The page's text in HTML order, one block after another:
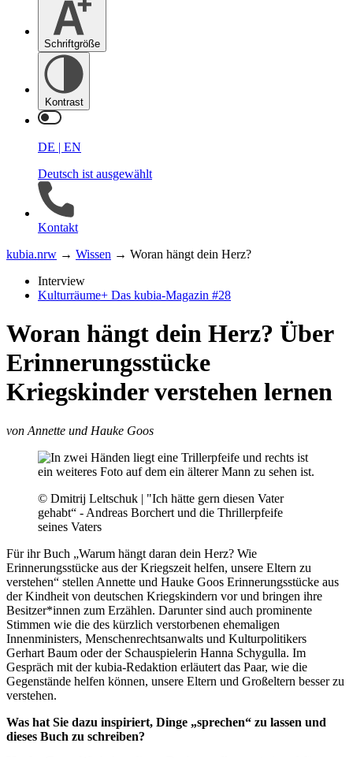
Schrift­größe
Kontrast
DE | EN
Deutsch ist ausgewählt
Kontakt
kubia.nrw → Wissen → Woran hängt dein Herz?
Interview
Kulturräume+ Das kubia-Magazin #28
Woran hängt dein Herz? Über
Erinnerungsstücke
Kriegskinder verstehen lernen
von Annette und Hauke Goos
© Dmitrij Leltschuk | "Ich hätte gern diesen Vater
gehabt“ - Andreas Borchert und die Thrillerpfeife
seines Vaters
Für ihr Buch „Warum hängt daran dein Herz? Wie
Erinnerungsstücke aus der Kriegszeit helfen, unsere Eltern zu
verstehen“ stellen Annette und Hauke Goos Erinnerungsstücke aus
der Kindheit von deutschen Kriegskindern vor und bringen ihre
Besitzer*innen zum Erzählen. Darunter sind auch prominente
Stimmen wie die des kürzlich verstorbenen ehemaligen
Innenministers, Menschenrechtsanwalts und Kulturpolitikers
Gerhart Baum oder der Schauspielerin Hanna Schygulla. Im
Gespräch mit der kubia-Redaktion erläutert das Paar, wie die
Gegenstände helfen können, unsere Eltern und Großeltern besser zu
verstehen.
Was hat Sie dazu inspiriert, Dinge „sprechen“ zu lassen und
dieses Buch zu schreiben?